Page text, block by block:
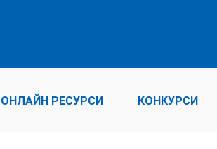
ОНЛАЙН РЕСУРСИ КОНКУРСИ